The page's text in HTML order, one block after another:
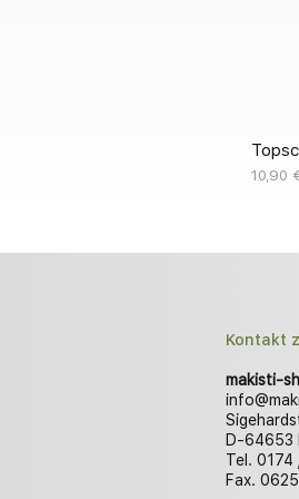
Preis
10,90
Kontakt
makisti-
D-64653
Tel.
Fax.